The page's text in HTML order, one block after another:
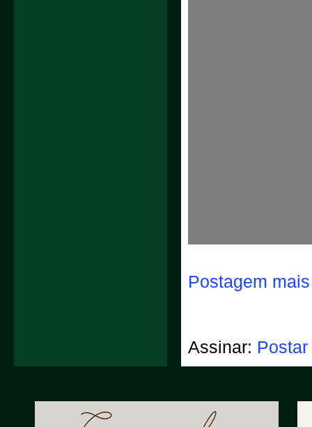
Postagem
Assinar: